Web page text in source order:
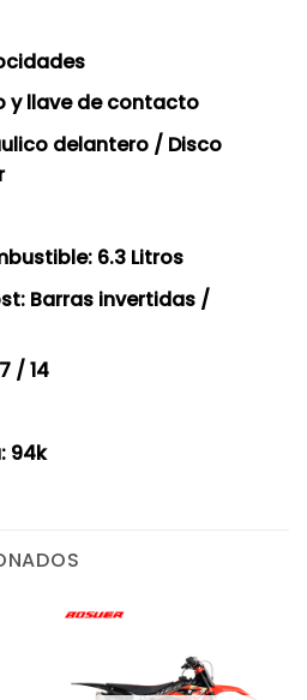
y llave de contacto
delantero / Disco
6.3 Litros
Barras invertidas /
/ 14
94k